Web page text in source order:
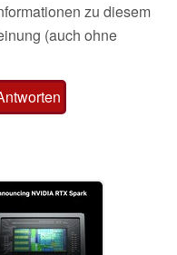
zu diesem
(auch ohne